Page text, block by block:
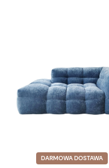
DARMOWA DOSTAWA